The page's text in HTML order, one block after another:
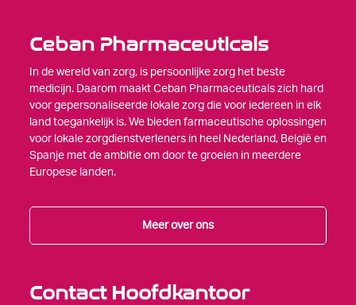
Ceban Pharmaceuticals
In de wereld van zorg, is persoonlijke zorg het beste
medicijn. Daarom maakt Ceban Pharmaceuticals zich hard
voor gepersonaliseerde lokale zorg die voor iedereen in elk
land toegankelijk is. We bieden farmaceutische oplossingen
voor lokale zorgdienstverleners in heel Nederland, België en
Spanje met de ambitie om door te groeien in meerdere
Europese landen.
Meer over ons
Contact Hoofdkantoor